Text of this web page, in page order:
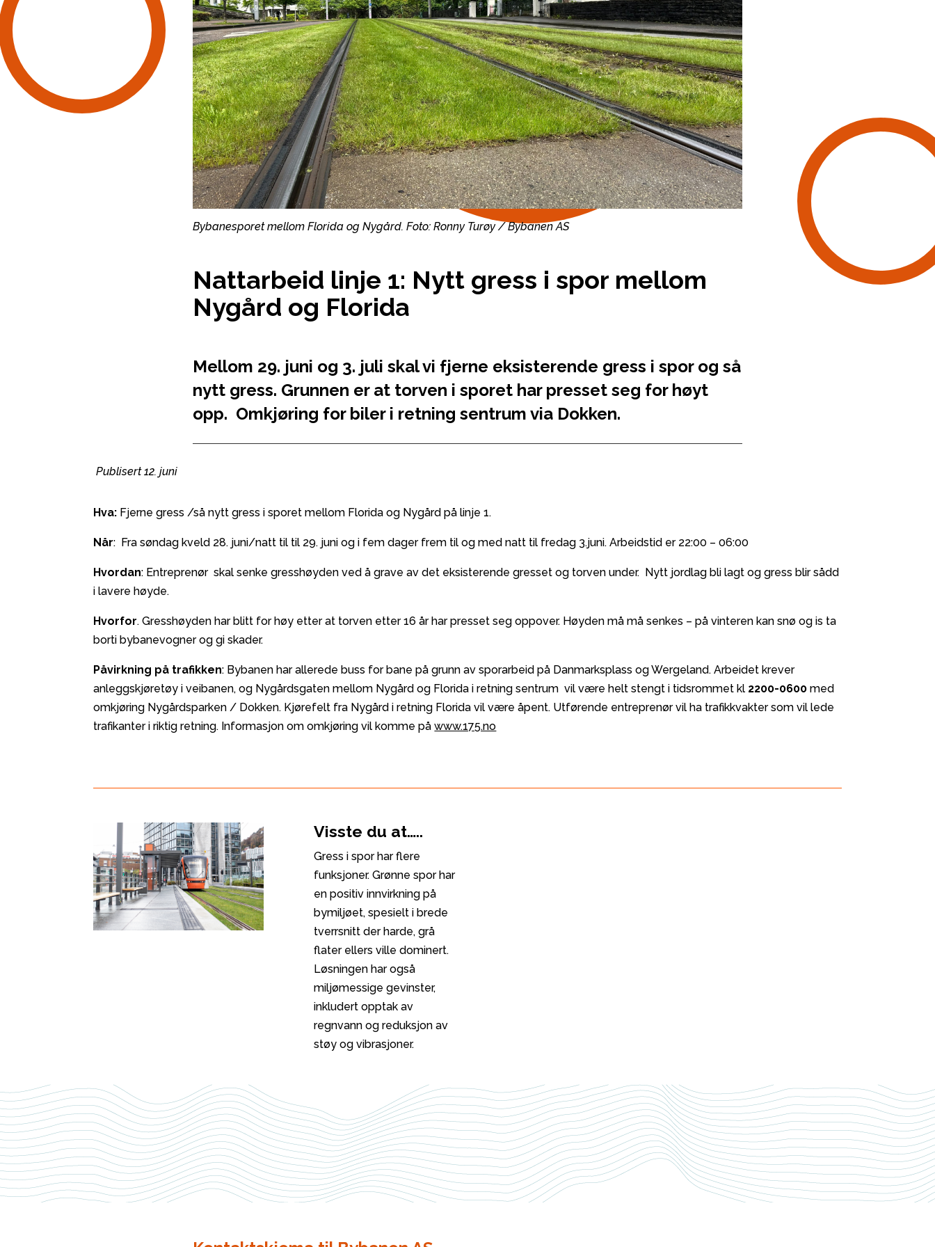
Bybanesporet mellom Florida og Nygård. Foto: Ronny Turøy / Bybanen AS
Nattarbeid linje 1: Nytt gress i spor mellom
Nygård og Florida
Mellom 29. juni og 3. juli skal vi fjerne eksisterende gress i spor og så
nytt gress. Grunnen er at torven i sporet har presset seg for høyt
opp. Omkjøring for biler i retning sentrum via Dokken.
Publisert 12. juni
Hva: Fjerne gress /så nytt gress i sporet mellom Florida og Nygård på linje 1.
Når: Fra søndag kveld 28. juni/natt til til 29. juni og i fem dager frem til og med natt til fredag 3.juni. Arbeidstid er 22:00 – 06:00
Hvordan: Entreprenør skal senke gresshøyden ved å grave av det eksisterende gresset og torven under. Nytt jordlag bli lagt og gress blir sådd
i lavere høyde.
Hvorfor. Gresshøyden har blitt for høy etter at torven etter 16 år har presset seg oppover. Høyden må må senkes – på vinteren kan snø og is ta
borti bybanevogner og gi skader.
Påvirkning på trafikken: Bybanen har allerede buss for bane på grunn av sporarbeid på Danmarksplass og Wergeland. Arbeidet krever
anleggskjøretøy i veibanen, og Nygårdsgaten mellom Nygård og Florida i retning sentrum vil være helt stengt i tidsrommet kl 2200-0600 med
omkjøring Nygårdsparken / Dokken. Kjørefelt fra Nygård i retning Florida vil være åpent. Utførende entreprenør vil ha trafikkvakter som vil lede
trafikanter i riktig retning. Informasjon om omkjøring vil komme påwww.175.no
Visste du at…..
Gress i spor har flere
funksjoner. Grønne spor har
en positiv innvirkning på
bymiljøet, spesielt i brede
tverrsnitt der harde, grå
flater ellers ville dominert.
Løsningen har også
miljømessige gevinster,
inkludert opptak av
regnvann og reduksjon av
støy og vibrasjoner.